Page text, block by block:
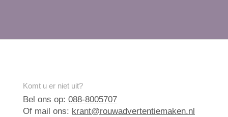
Komt u er niet uit?
Bel ons op: 088-8005707
Of mail ons: krant@rouwadvertentiemaken.nl